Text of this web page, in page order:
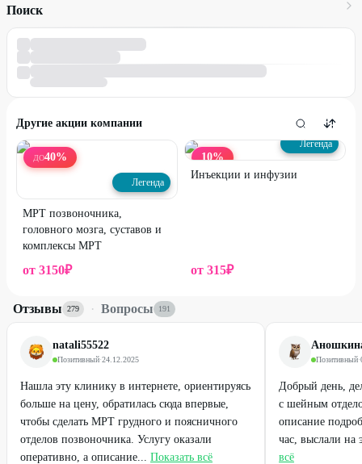
Поиск
Другие акции компании
ДО40%
Легенда
МРТ позвоночника,
головного мозга, суставов и
комплексы МРТ
от 3150₽
10%
Легенда
Инъекции и инфузии
от 315₽
Отзывы 279 · Вопросы 191
natali55522
Позитивный·24.12.2025
Нашла эту клинику в интернете, ориентируясь
больше на цену, обратилась сюда впервые,
чтобы сделать МРТ грудного и поясничного
отделов позвоночника. Услугу оказали
оперативно, а описание... Показать всё
Позитивный·
Добрый день,
с шейным
описание
час, выслали на
всё